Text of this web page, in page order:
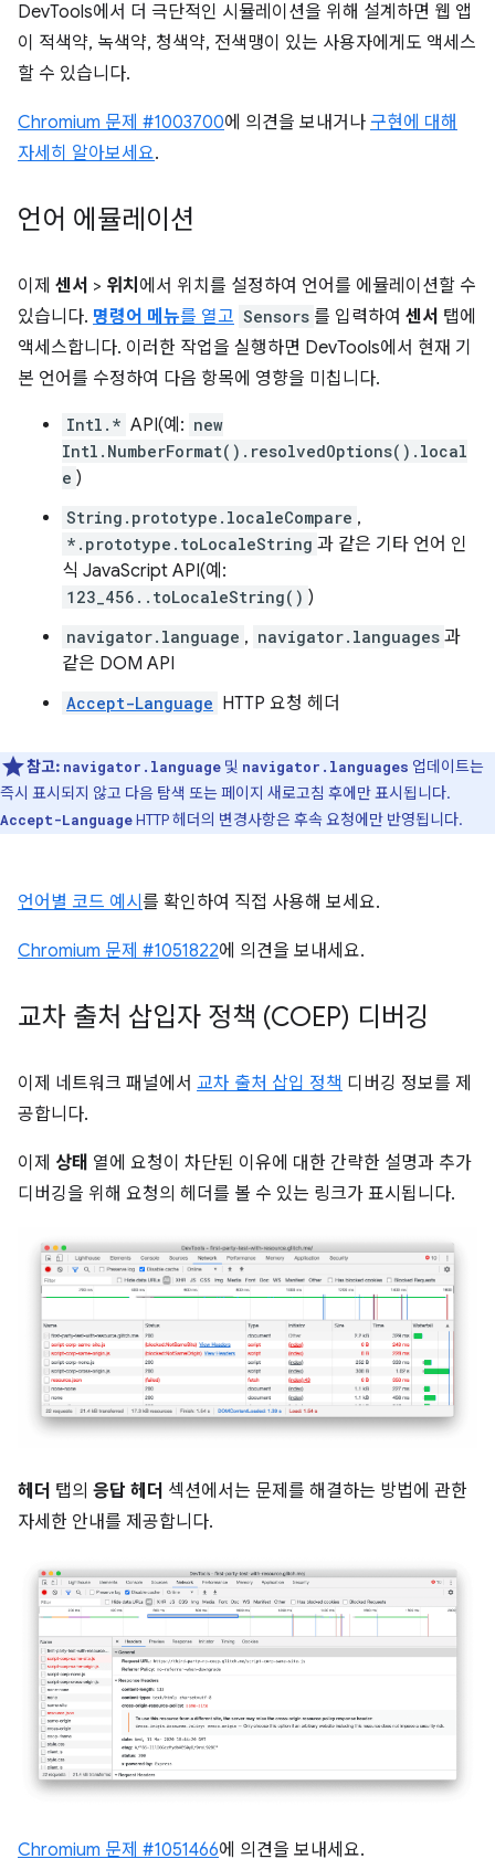
DevTools에서 더 극단적인 시뮬레이션을 위해 설계하면 웹 앱
이 적색약, 녹색약, 청색약, 전색맹이 있는 사용자에게도 액세스
할 수 있습니다.
Chromium 문제 #1003700에 의견을 보내거나 구현에 대해
자세히 알아보세요.
언어 에뮬레이션
이제 센서 > 위치 에서 위치를 설정하여 언어를 에뮬레이션할 수
있습니다. 명령어 메뉴를 열고 Sensors 를 입력하여 센서 탭에
액세스합니다. 이러한 작업을 실행하면 DevTools에서 현재 기
본 언어를 수정하여 다음 항목에 영향을 미칩니다.
Intl.* API(예: new
Intl.NumberFormat().resolvedOptions().local
e )
String.prototype.localeCompare ,
*.prototype.toLocaleString 과 같은 기타 언어 인
식 JavaScript API(예:
123_456..toLocaleString() )
navigator.language , navigator.languages 과
같은 DOM API
Accept-Language HTTP 요청 헤더
참고: navigator.language 및 navigator.languages 업데이트는
즉시 표시되지 않고 다음 탐색 또는 페이지 새로고침 후에만 표시됩니다.
Accept-LanguageHTTP 헤더의 변경사항은 후속 요청에만 반영됩니다.
언어별 코드 예시 를 확인하여 직접 사용해 보세요.
Chromium 문제 #1051822에 의견을 보내세요.
교차 출처 삽입자 정책 (COEP) 디버깅
이제 네트워크 패널에서 교차 출처 삽입 정책 디버깅 정보를 제
공합니다.
이제 상태 열에 요청이 차단된 이유에 대한 간략한 설명과 추가
디버깅을 위해 요청의 헤더를 볼 수 있는 링크가 표시됩니다.
헤더 탭의 응답 헤더 섹션에서는 문제를 해결하는 방법에 관한
자세한 안내를 제공합니다.
Chromium 문제 #1051466에 의견을 보내세요.